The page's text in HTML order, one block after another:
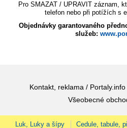
Pro SMAZAT / UPRAVIT záznam,
telefon nebo při potížích s
Objednávky garantovaného
služeb:
Kontakt, reklama / Portaly.info
Všeobecné
Luk, Luky a šípy Cedule, tabule,